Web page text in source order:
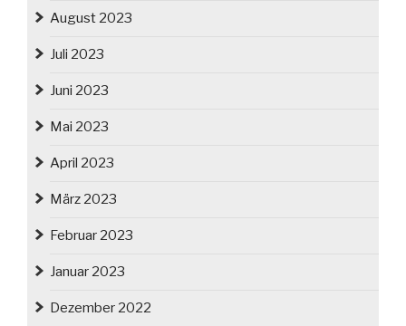
August 2023
Juli 2023
Juni 2023
Mai 2023
April 2023
März 2023
Februar 2023
Januar 2023
Dezember 2022